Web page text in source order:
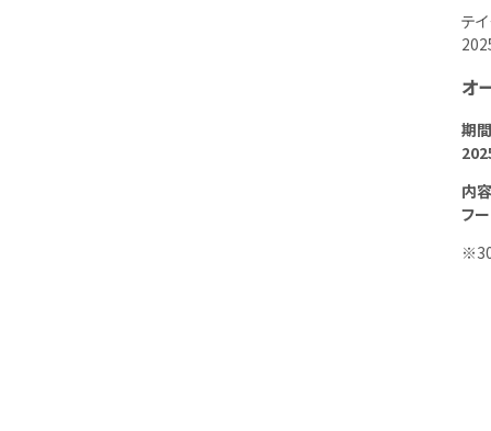
テ
オ
期間
内容
フ